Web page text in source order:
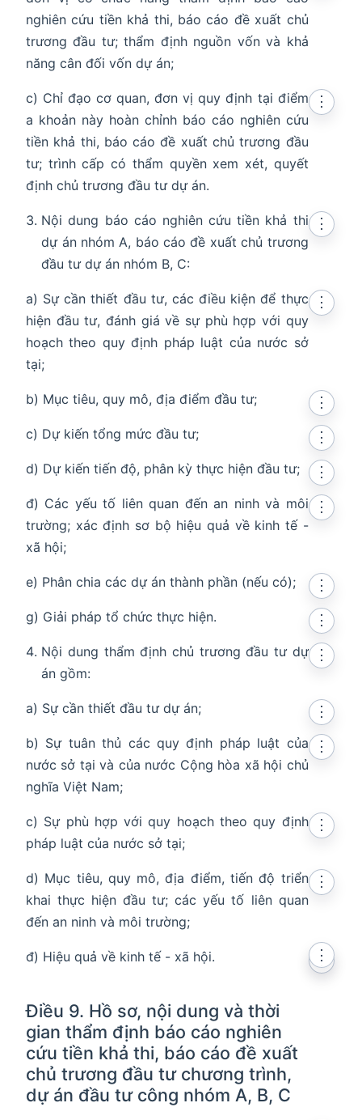
nghiên cứu tiền khả thi, báo cáo đề xuất chủ
trương đầu tư; thẩm định nguồn vốn và khả
năng cân đối vốn dự án;
c) Chỉ đạo cơ quan, đơn vị quy định tại điểm
a khoản này hoàn chỉnh báo cáo nghiên cứu
tiền khả thi, báo cáo đề xuất chủ trương đầu
tư; trình cấp có thẩm quyền xem xét, quyết
định chủ trương đầu tư dự án.
⋮
Nội dung báo cáo nghiên cứu tiền khả thi
dự án nhóm A, báo cáo đề xuất chủ trương
đầu tư dự án nhóm B, C:
⋮
a) Sự cần thiết đầu tư, các điều kiện để thực
hiện đầu tư, đánh giá về sự phù hợp với quy
hoạch theo quy định pháp luật của nước sở
tại;
⋮
b) Mục tiêu, quy mô, địa điểm đầu tư;
⋮
c) Dự kiến tổng mức đầu tư;
⋮
d) Dự kiến tiến độ, phân kỳ thực hiện đầu tư;
⋮
đ) Các yếu tố liên quan đến an ninh và môi
trường; xác định sơ bộ hiệu quả về kinh tế -
xã hội;
⋮
e) Phân chia các dự án thành phần (nếu có);
⋮
g) Giải pháp tổ chức thực hiện.
⋮
Nội dung thẩm định chủ trương đầu tư dự
án gồm:
⋮
a) Sự cần thiết đầu tư dự án;
⋮
b) Sự tuân thủ các quy định pháp luật của
nước sở tại và của nước Cộng hòa xã hội chủ
nghĩa Việt Nam;
⋮
c) Sự phù hợp với quy hoạch theo quy định
pháp luật của nước sở tại;
⋮
d) Mục tiêu, quy mô, địa điểm, tiến độ triển
khai thực hiện đầu tư; các yếu tố liên quan
đến an ninh và môi trường;
⋮
đ) Hiệu quả về kinh tế - xã hội. ⋮
Điều 9. Hồ sơ, nội dung và thời
gian thẩm định báo cáo nghiên
cứu tiền khả thi, báo cáo đề xuất
chủ trương đầu tư chương trình,
dự án đầu tư công nhóm A, B, C
⋮